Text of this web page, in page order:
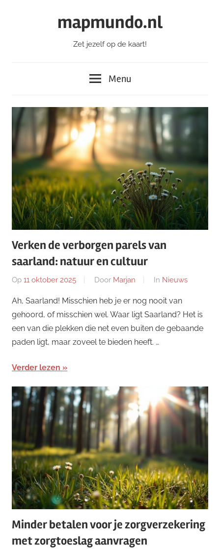
mapmundo.nl
Zet jezelf op de kaart!
Menu
Verken de verborgen parels van
saarland: natuur en cultuur
Op 11 oktober 2025 Door Marjan In Nieuws
Ah, Saarland! Misschien heb je er nog nooit van
gehoord, of misschien wel. Waar ligt Saarland? Het is
een van die plekken die net even buiten de gebaande
paden ligt, maar zoveel te bieden heeft. …
Verder lezen
Minder betalen voor je zorgverzekering
met zorgtoeslag aanvragen